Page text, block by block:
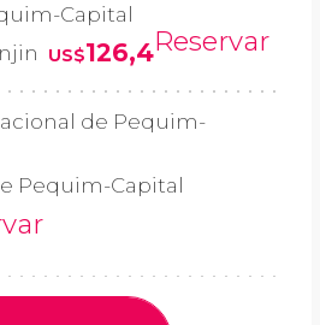
Capital
US$126,4Reservar
de Pequim-
Pequim-Capital